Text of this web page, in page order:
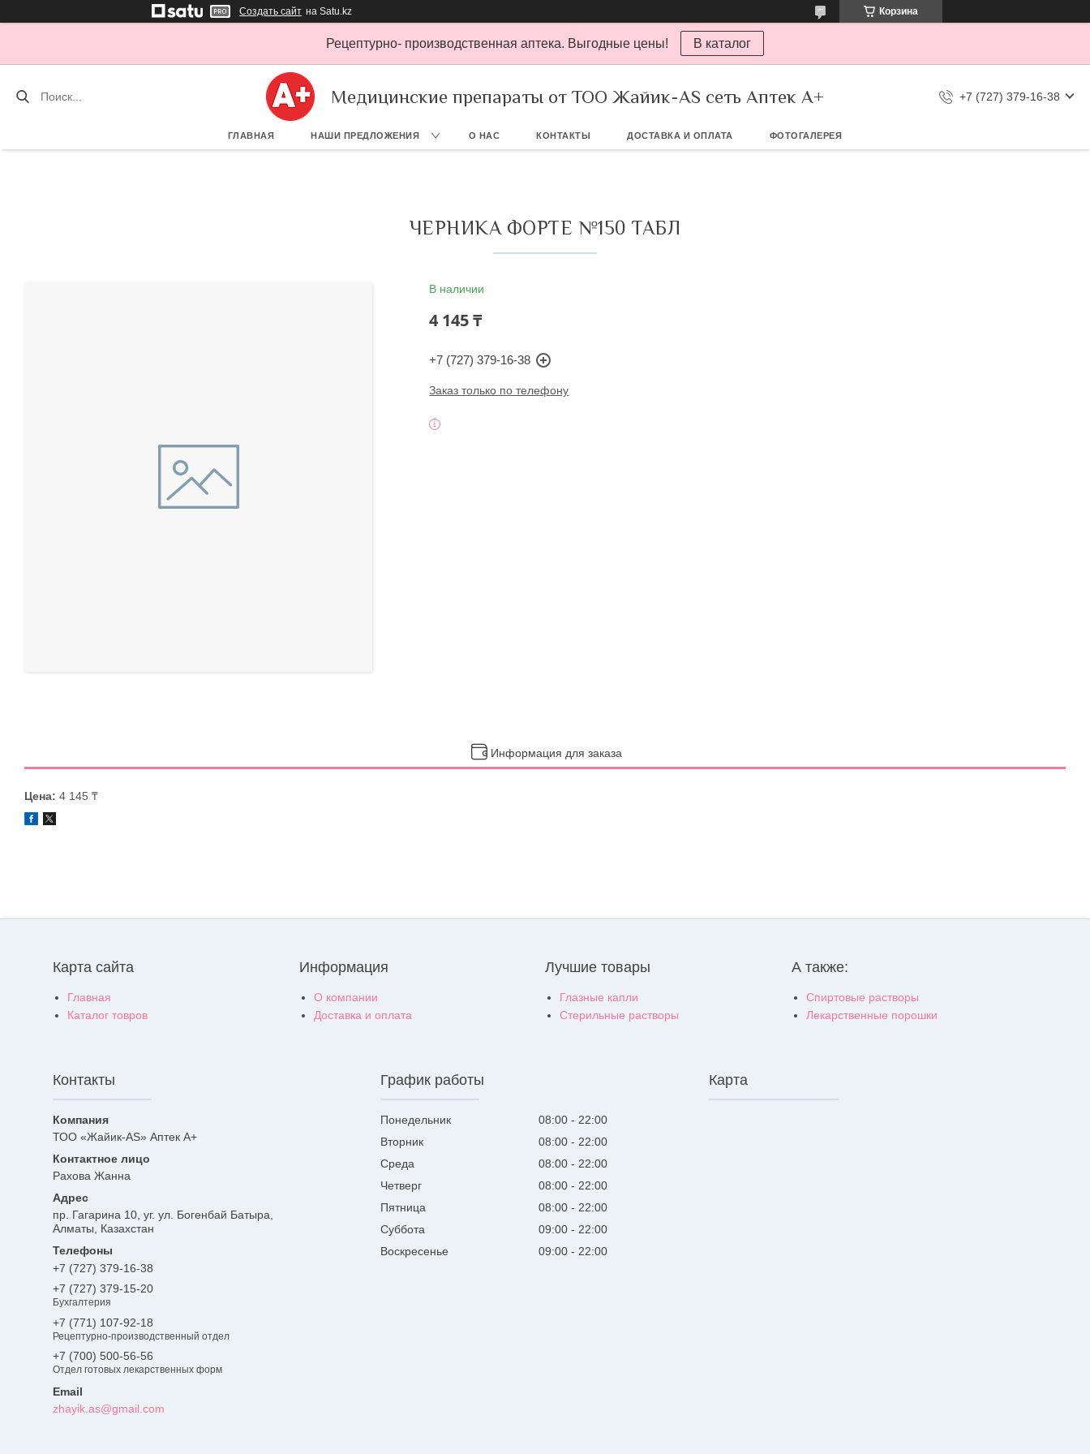
Создать сайт на Satu.kz Корзина
Рецептурно- производственная аптека. Выгодные цены! В каталог
Медицинские препараты от ТОО Жайик-AS сеть Аптек А+ +7 (727) 379-16-38
ГЛАВНАЯ НАШИ ПРЕДЛОЖЕНИЯ О НАС КОНТАКТЫ ДОСТАВКА И ОПЛАТА ФОТОГАЛЕРЕЯ
ЧЕРНИКА ФОРТЕ №150 ТАБЛ
В наличии
4 145 ₸
+7 (727) 379-16-38
Заказ только по телефону
Информация для заказа
Цена: 4 145 ₸
Карта сайта
Главная
Каталог товров
Информация
О компании
Доставка и оплата
Лучшие товары
Глазные капли
Стерильные растворы
А также:
Спиртовые растворы
Лекарственные порошки
Контакты
ТОО «Жайик-AS» Аптек А+
Рахова Жанна
пр. Гагарина 10, уг. ул. Богенбай Батыра,
Алматы, Казахстан
+7 (727) 379-16-38
+7 (727) 379-15-20
Бухгалтерия
+7 (771) 107-92-18
Рецептурно-производственный отдел
+7 (700) 500-56-56
Отдел готовых лекарственных форм
zhayik.as@gmail.com
График работы
Понедельник 08:00
22:00
Вторник
08:00
22:00
Среда
08:00
22:00
Четверг
08:00
22:00
Пятница
08:00
22:00
Суббота
09:00
22:00
Воскресенье
09:00 22:00
Карта